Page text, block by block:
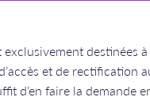
exclusivement
et de
d’en faire la demande